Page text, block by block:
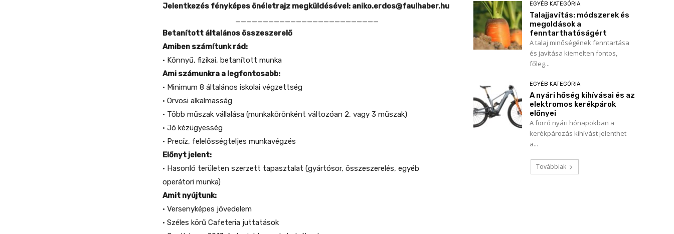
Jelentkezés fényképes önéletrajz megküldésével: aniko.erdos@faulhaber.hu
__________________________
Betanított általános összeszerelő
Amiben számítunk rád:
• Könnyű, fizikai, betanított munka
Ami számunkra a legfontosabb:
• Minimum 8 általános iskolai végzettség
• Orvosi alkalmasság
• Több műszak vállalása (munkakörönként változóan 2, vagy 3 műszak)
• Jó kézügyesség
• Precíz, felelősségteljes munkavégzés
Előnyt jelent:
• Hasonló területen szerzett tapasztalat (gyártósor, összeszerelés, egyéb
operátori munka)
Amit nyújtunk:
• Versenyképes jövedelem
• Széles körű Cafeteria juttatások
EGYÉB KATEGÓRIA
Talajjavítás: módszerek és
megoldások a
fenntarthatóságért
A talaj minőségének fenntartása
és javítása kiemelten fontos,
főleg...
EGYÉB KATEGÓRIA
A nyári hőség kihívásai és az
elektromos kerékpárok
előnyei
A forró nyári hónapokban a
kerékpározás kihívást jelenthet
a...
Továbbiak